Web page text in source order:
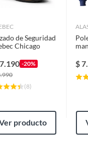
de Seguridad
Chicago
-20%
(8)
producto
$